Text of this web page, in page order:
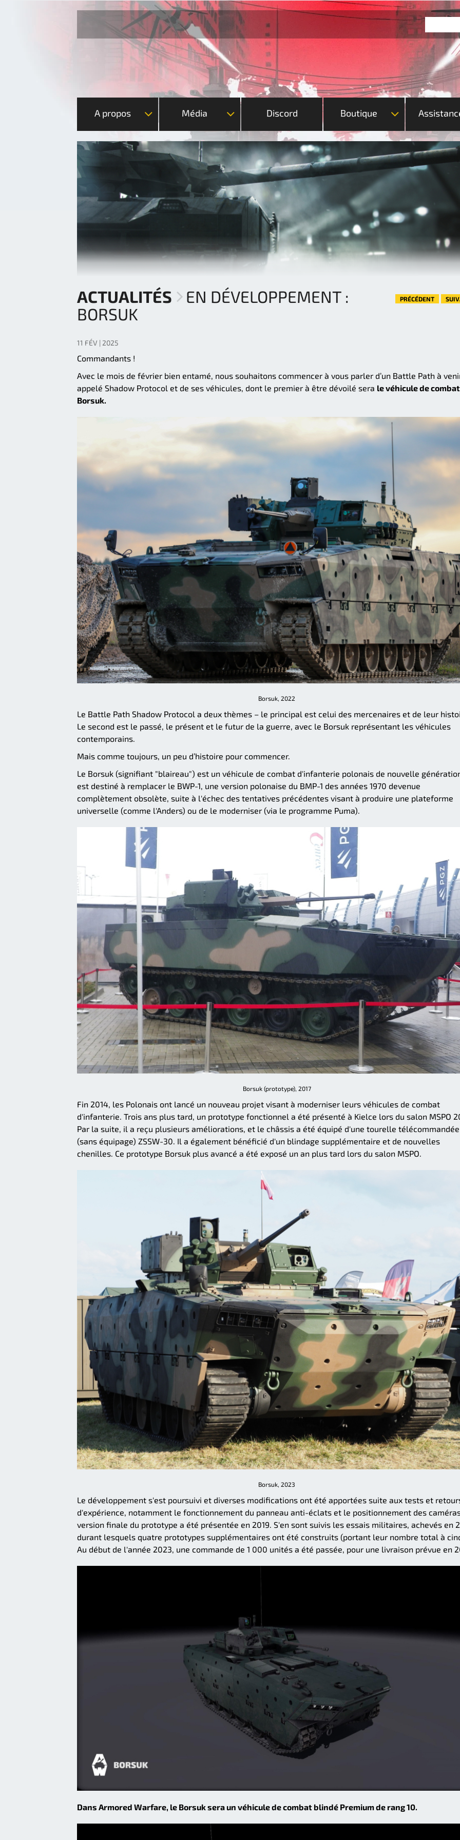
A propos Média Discord Boutique
ACTUALITÉS
EN DÉVELOPPEMENT :
BORSUK
PRÉCÉDENT
11 FÉV | 2025
Commandants !
Avec le mois de février bien entamé, nous souhaitons commencer à vous parler d’un Battle Path à
appelé Shadow Protocol et de ses véhicules, dont le premier à être dévoilé sera le véhicule de combat
Borsuk.
Borsuk, 2022
Le Battle Path Shadow Protocol a deux thèmes – le principal est celui des mercenaires et de leur
Le second est le passé, le présent et le futur de la guerre, avec le Borsuk représentant les véhicules
contemporains.
Mais comme toujours, un peu d’histoire pour commencer.
Le Borsuk (signifiant "blaireau") est un véhicule de combat d'infanterie polonais de nouvelle
est destiné à remplacer le BWP-1, une version polonaise du BMP-1 des années 1970 devenue
complètement obsolète, suite à l'échec des tentatives précédentes visant à produire une plateforme
universelle (comme l'Anders) ou de le moderniser (via le programme Puma).
Borsuk (prototype), 2017
Fin 2014, les Polonais ont lancé un nouveau projet visant à moderniser leurs véhicules de combat
d'infanterie. Trois ans plus tard, un prototype fonctionnel a été présenté à Kielce lors du salon MSPO
Par la suite, il a reçu plusieurs améliorations, et le châssis a été équipé d'une tourelle télécommandée
(sans équipage) ZSSW-30. Il a également bénéficié d'un blindage supplémentaire et de nouvelles
chenilles. Ce prototype Borsuk plus avancé a été exposé un an plus tard lors du salon MSPO.
Borsuk, 2023
Le développement s'est poursuivi et diverses modifications ont été apportées suite aux tests et
d'expérience, notamment le fonctionnement du panneau anti-éclats et le positionnement des
version finale du prototype a été présentée en 2019. S'en sont suivis les essais militaires, achevés en
durant lesquels quatre prototypes supplémentaires ont été construits (portant leur nombre total à
Au début de l'année 2023, une commande de 1 000 unités a été passée, pour une livraison prévue en
Dans Armored Warfare, le Borsuk sera un véhicule de combat blindé Premium de rang 10.